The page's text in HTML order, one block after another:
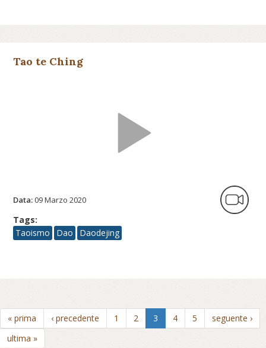
Tao te Ching
Data:09 Marzo 2020
Tags:
Taoismo
Dao Daodejing
« prima ‹ precedente 1 2 3 4 5
seguente ›
ultima »